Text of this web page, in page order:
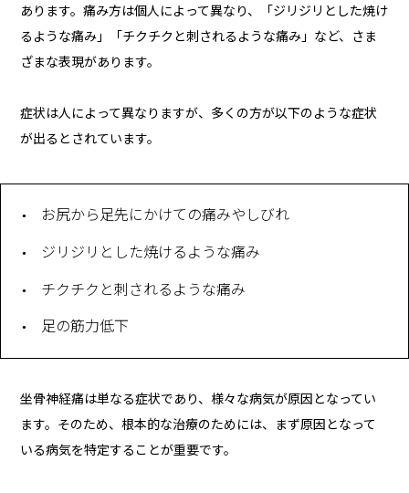
あります。痛み方は個人によって異なり、「ジリジリとした焼け
るような痛み」「チクチクと刺されるような痛み」など、さま
ざまな表現があります。
症状は人によって異なりますが、多くの方が以下のような症状
が出るとされています。
お尻から足先にかけての痛みやしびれ
ジリジリとした焼けるような痛み
チクチクと刺されるような痛み
足の筋力低下
坐骨神経痛は単なる症状であり、様々な病気が原因となってい
ます。そのため、根本的な治療のためには、まず原因となって
いる病気を特定することが重要です。